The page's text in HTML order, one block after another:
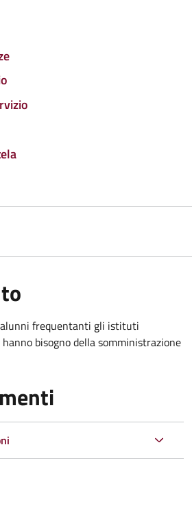
frequentanti gli istituti
bisogno della somministrazione